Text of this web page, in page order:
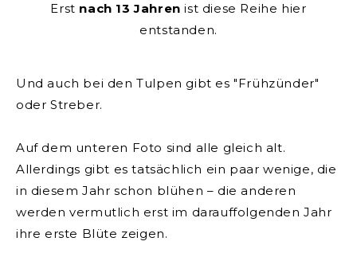
Erst nach 13 Jahren ist diese Reihe hier
entstanden.
Und auch bei den Tulpen gibt es "Frühzünder"
oder Streber.
Auf dem unteren Foto sind alle gleich alt.
Allerdings gibt es tatsächlich ein paar wenige, die
in diesem Jahr schon blühen – die anderen
werden vermutlich erst im darauffolgenden Jahr
ihre erste Blüte zeigen.